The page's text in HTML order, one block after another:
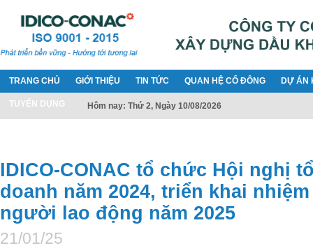
TRANG CHỦ GIỚI THIỆU TIN TỨC QUAN HỆ CỔ ĐÔNG DỰ ÁN
TUYỂN DỤNG Hôm nay: Thứ 2, Ngày 10/08/2026
IDICO-CONAC tổ chức Hội nghị
doanh năm 2024, triển khai
người lao động năm 2025
21/01/25